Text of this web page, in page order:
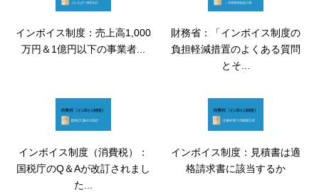
インボイス制度：売上高1,000
万円＆1億円以下の事業者...
財務省：「インボイス制度の
負担軽減措置のよくある質問
とそ...
インボイス制度（消費税）：
国税庁のQ＆Aが改訂されまし
た...
インボイス制度：見積書は適
格請求書に該当するか